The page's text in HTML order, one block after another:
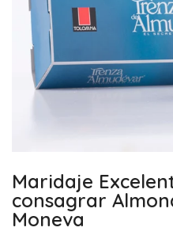
Maridaje
consagrar
Moneva